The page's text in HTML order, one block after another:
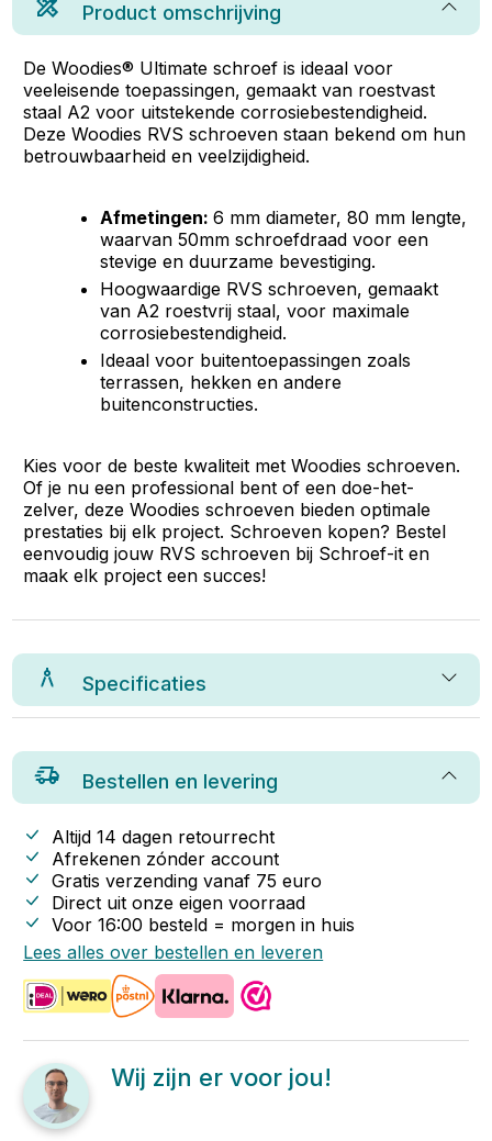
Product omschrijving
De Woodies® Ultimate schroef is ideaal voor
veeleisende toepassingen, gemaakt van roestvast
staal A2 voor uitstekende corrosiebestendigheid.
Deze Woodies RVS schroeven staan bekend om hun
betrouwbaarheid en veelzijdigheid.
Afmetingen:6 mm diameter, 80 mm lengte,
waarvan 50mm schroefdraad voor een
stevige en duurzame bevestiging.
Hoogwaardige RVS schroeven, gemaakt
van A2 roestvrij staal, voor maximale
corrosiebestendigheid.
Ideaal voor buitentoepassingen zoals
terrassen, hekken en andere
buitenconstructies.
Kies voor de beste kwaliteit met Woodies schroeven.
Of je nu een professional bent of een doe-het-
zelver, deze Woodies schroeven bieden optimale
prestaties bij elk project. Schroeven kopen? Bestel
eenvoudig jouw RVS schroeven bij Schroef-it en
maak elk project een succes!
Specificaties
Bestellen en levering
Altijd 14 dagen retourrecht
Afrekenen zónder account
Gratis verzending vanaf 75 euro
Direct uit onze eigen voorraad
Voor 16:00 besteld = morgen in huis
Lees alles over bestellen en leveren
Wij zijn er voor jou!